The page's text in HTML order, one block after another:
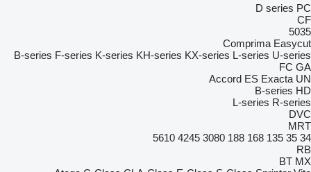
D series PC
CF
5035
Comprima Easycut
B-series F-series K-series KH-series KX-series L-series U-series
FC GA
Accord ES Exacta UN
B-series HD
L-series R-series
DVC
MRT
34
35
135
168
188
3080
4245
5610
RB
BT MX